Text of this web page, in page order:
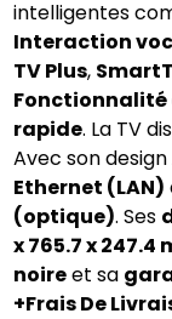
intelligentes
Interaction
TV Plus,
Fonctionnalité
rapide. La TV
Avec son design
Ethernet (LAN)
(optique). Ses
x 765.7 x 247.4
noireet sa
+Frais De